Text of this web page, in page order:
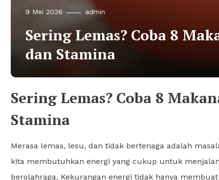
9 Mei 2026 admin
Sering Lemas? Coba 8
dan Stamina
Sering Lemas? Coba 8
Stamina
Merasa lemas, lesu, dan tidak bertenaga adalah
kita membutuhkan energi yang cukup untuk
berolahraga. Kekurangan energi tidak hanya